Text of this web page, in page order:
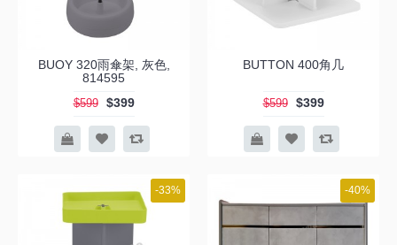
BUOY 320雨傘架, 灰色,
814595
$599 $399
BUTTON 400角几
$599 $399
-33% -40%